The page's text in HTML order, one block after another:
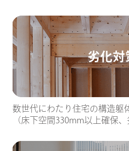
劣化対
数世代にわたり住宅の構造躯
（床下空間330mm以上確保